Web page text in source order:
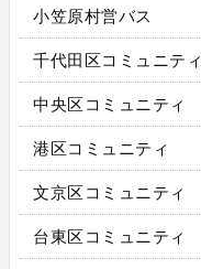
小笠原村営バス
千代田区コミュニティ
中央区コミュニティ
港区コミュニティ
文京区コミュニティ
台東区コミュニティ